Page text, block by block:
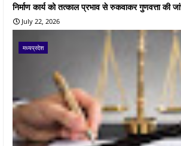
निर्माण कार्य को तत्काल प्रभाव से रुकवाकर गुणवत्ता की
July 22, 2026
मध्यप्रदेश